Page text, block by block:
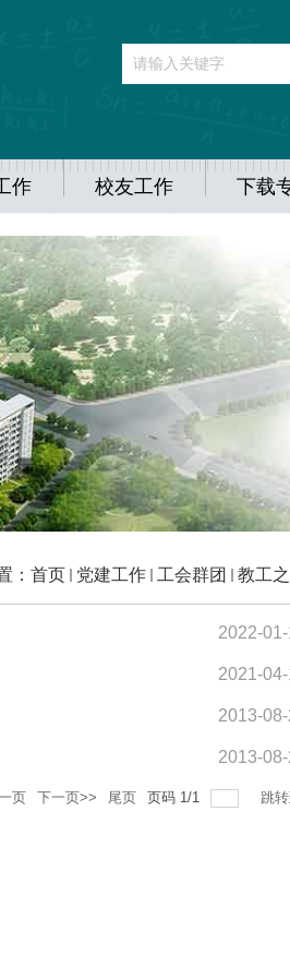
作 校友工作 下载
： 首页 党建工作 工会群团 教工
2022-
2021-
2013-
2013-
页 下一页>> 尾页 页码 1/1 跳